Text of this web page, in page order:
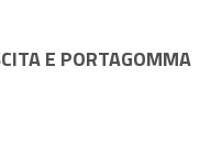
E PORTAGOMMA